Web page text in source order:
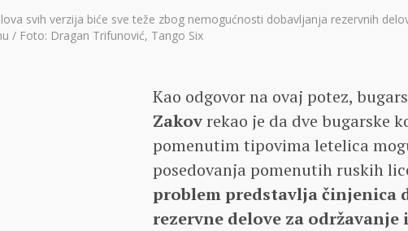
svih verzija biće sve teže zbog nemogućnosti dobavljanja rezervnih
/ Foto: Dragan Trifunović, Tango Six
Kao odgovor na ovaj potez,
Zakovrekao je da dve bugarske
pomenutim tipovima letelica
posedovanja pomenutih ruskih
problem predstavlja činjenica
rezervne delove za